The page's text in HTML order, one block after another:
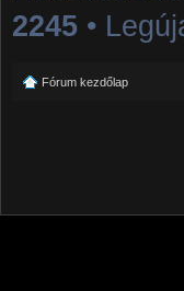
2245 •
Fórum kezdőlap